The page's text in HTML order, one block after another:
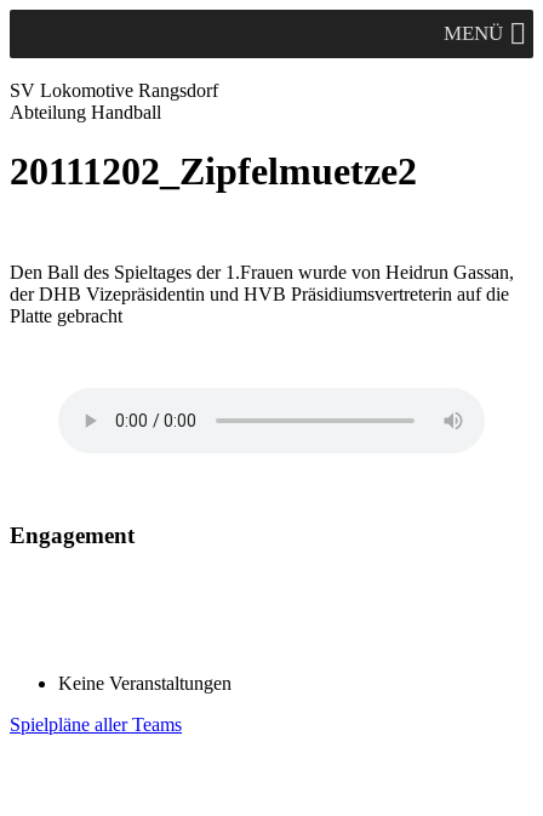
MENÜ
SV Lokomotive Rangsdorf
Abteilung Handball
20111202_Zipfelmuetze2
Den Ball des Spieltages der 1.Frauen wurde von Heidrun Gassan,
der DHB Vizepräsidentin und HVB Präsidiumsvertreterin auf die
Platte gebracht
Engagement
Keine Veranstaltungen
Spielpläne aller Teams